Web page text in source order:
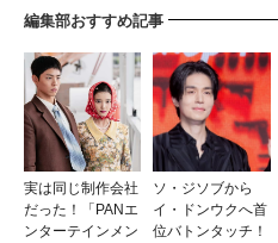
編集部おすすめ記事
実は同じ制作会社
だった！「PANエ
ンターテインメン
ソ・ジソブから
イ・ドンウクへ首
位バトンタッチ！